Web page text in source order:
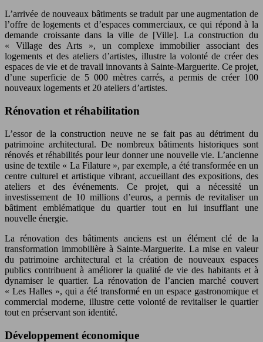
L’arrivée de nouveaux bâtiments se traduit par une augmentation de
l’offre de logements et d’espaces commerciaux, ce qui répond à la
demande croissante dans la ville de [Ville]. La construction du
« Village des Arts », un complexe immobilier associant des
logements et des ateliers d’artistes, illustre la volonté de créer des
espaces de vie et de travail innovants à Sainte-Marguerite. Ce projet,
d’une superficie de 5 000 mètres carrés, a permis de créer 100
nouveaux logements et 20 ateliers d’artistes.
Rénovation et réhabilitation
L’essor de la construction neuve ne se fait pas au détriment du
patrimoine architectural. De nombreux bâtiments historiques sont
rénovés et réhabilités pour leur donner une nouvelle vie. L’ancienne
usine de textile « La Filature », par exemple, a été transformée en un
centre culturel et artistique vibrant, accueillant des expositions, des
ateliers et des événements. Ce projet, qui a nécessité un
investissement de 10 millions d’euros, a permis de revitaliser un
bâtiment emblématique du quartier tout en lui insufflant une
nouvelle énergie.
La rénovation des bâtiments anciens est un élément clé de la
transformation immobilière à Sainte-Marguerite. La mise en valeur
du patrimoine architectural et la création de nouveaux espaces
publics contribuent à améliorer la qualité de vie des habitants et à
dynamiser le quartier. La rénovation de l’ancien marché couvert
« Les Halles », qui a été transformé en un espace gastronomique et
commercial moderne, illustre cette volonté de revitaliser le quartier
tout en préservant son identité.
Développement économique